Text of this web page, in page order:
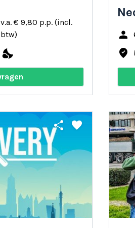
v.a. € 9,80 p.p. (incl.
btw)
nights_stay
person
where_to_vote
share favorite